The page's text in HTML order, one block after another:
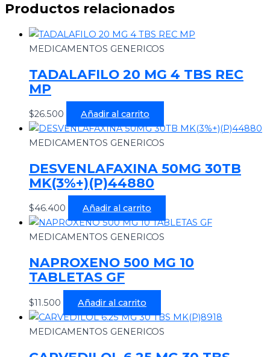
Productos relacionados
MEDICAMENTOS GENERICOS
TADALAFILO 20 MG 4 TBS REC
MP
$26.500 Añadir al carrito
MEDICAMENTOS GENERICOS
DESVENLAFAXINA 50MG 30TB
MK(3%+)(P)44880
$46.400 Añadir al carrito
MEDICAMENTOS GENERICOS
NAPROXENO 500 MG 10
TABLETAS GF
$11.500 Añadir al carrito
MEDICAMENTOS GENERICOS